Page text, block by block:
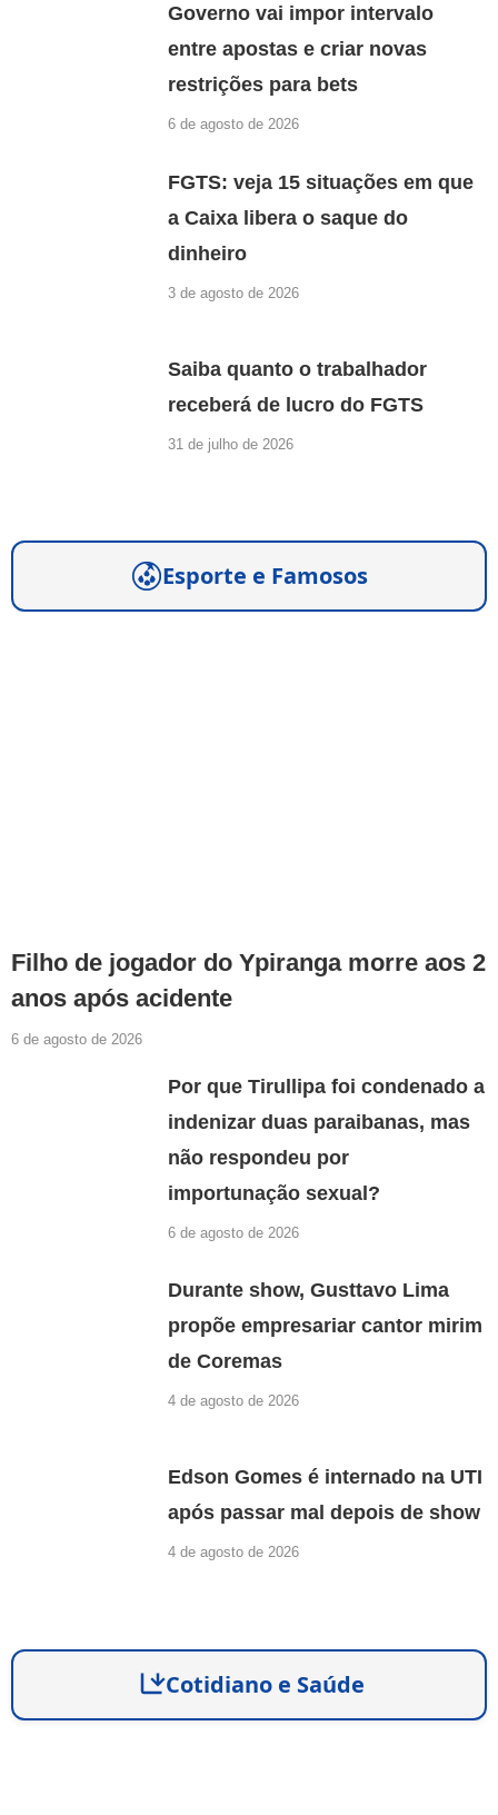
Governo vai impor intervalo
entre apostas e criar novas
restrições para bets
6 de agosto de 2026
FGTS: veja 15 situações em que
a Caixa libera o saque do
dinheiro
3 de agosto de 2026
Saiba quanto o trabalhador
receberá de lucro do FGTS
31 de julho de 2026
Esporte e Famosos
Filho de jogador do Ypiranga morre aos 2
anos após acidente
6 de agosto de 2026
Por que Tirullipa foi condenado a
indenizar duas paraibanas, mas
não respondeu por
importunação sexual?
6 de agosto de 2026
Durante show, Gusttavo Lima
propõe empresariar cantor mirim
de Coremas
4 de agosto de 2026
Edson Gomes é internado na UTI
após passar mal depois de show
4 de agosto de 2026
Cotidiano e Saúde